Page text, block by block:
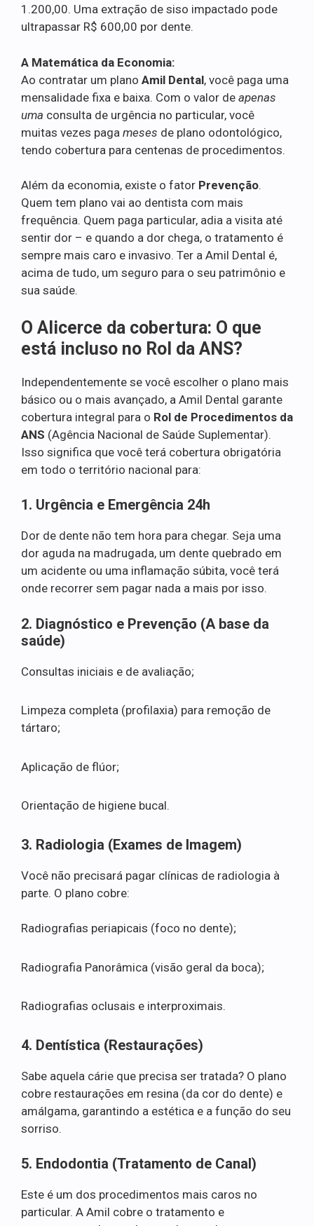
1.200,00. Uma extração de siso impactado pode
ultrapassar R$ 600,00 por dente.
A Matemática da Economia:
Ao contratar um plano Amil Dental, você paga uma
mensalidade fixa e baixa. Com o valor de apenas
uma consulta de urgência no particular, você
muitas vezes paga meses de plano odontológico,
tendo cobertura para centenas de procedimentos.
Além da economia, existe o fator Prevenção.
Quem tem plano vai ao dentista com mais
frequência. Quem paga particular, adia a visita até
sentir dor – e quando a dor chega, o tratamento é
sempre mais caro e invasivo. Ter a Amil Dental é,
acima de tudo, um seguro para o seu patrimônio e
sua saúde.
O Alicerce da cobertura: O que
está incluso no Rol da ANS?
Independentemente se você escolher o plano mais
básico ou o mais avançado, a Amil Dental garante
cobertura integral para o Rol de Procedimentos da
ANS (Agência Nacional de Saúde Suplementar).
Isso significa que você terá cobertura obrigatória
em todo o território nacional para:
1. Urgência e Emergência 24h
Dor de dente não tem hora para chegar. Seja uma
dor aguda na madrugada, um dente quebrado em
um acidente ou uma inflamação súbita, você terá
onde recorrer sem pagar nada a mais por isso.
2. Diagnóstico e Prevenção (A base da
saúde)
Consultas iniciais e de avaliação;
Limpeza completa (profilaxia) para remoção de
tártaro;
Aplicação de flúor;
Orientação de higiene bucal.
3. Radiologia (Exames de Imagem)
Você não precisará pagar clínicas de radiologia à
parte. O plano cobre:
Radiografias periapicais (foco no dente);
Radiografia Panorâmica (visão geral da boca);
Radiografias oclusais e interproximais.
4. Dentística (Restaurações)
Sabe aquela cárie que precisa ser tratada? O plano
cobre restaurações em resina (da cor do dente) e
amálgama, garantindo a estética e a função do seu
sorriso.
5. Endodontia (Tratamento de Canal)
Este é um dos procedimentos mais caros no
particular. A Amil cobre o tratamento e